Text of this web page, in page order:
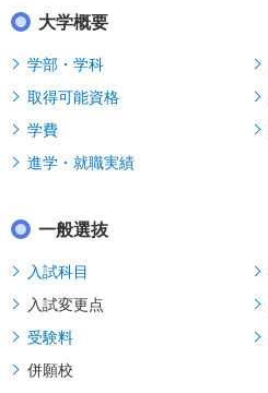
大学概要
学部・学科
取得可能資格
学費
進学・就職実績
一般選抜
入試科目
入試変更点
受験料
併願校